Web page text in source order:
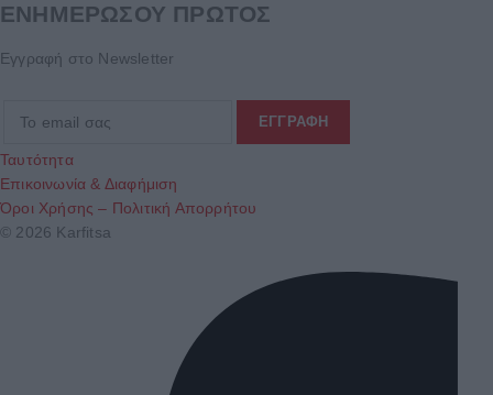
ΕΝΗΜΕΡΩΣΟΥ ΠΡΩΤΟΣ
Εγγραφή στο Newsletter
Ταυτότητα
Επικοινωνία & Διαφήμιση
Όροι Χρήσης – Πολιτική Απορρήτου
© 2026 Karfitsa